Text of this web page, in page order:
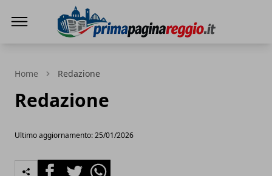
Home Redazione
Redazione
Ultimo aggiornamento: 25/01/2026
FacebookTwitterWhatsapp